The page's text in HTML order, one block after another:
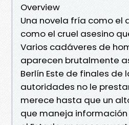
Overview
Una novela fría como el
como el cruel asesino
Varios cadáveres de
aparecen brutalmente
Berlín Este de finales de
autoridades no le
merece hasta que un
que maneja